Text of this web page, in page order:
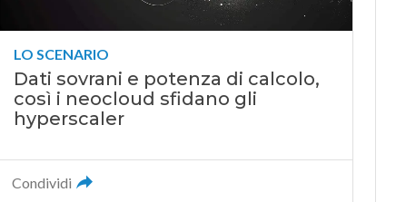
LO SCENARIO
Dati sovrani e potenza di calcolo,
così i neocloud sfidano gli
hyperscaler
Condividi